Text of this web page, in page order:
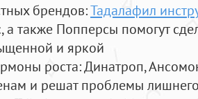
брендов:Тадалафил
а также Попперсы помогут
и яркой
роста: Динатроп,
и решат проблемы